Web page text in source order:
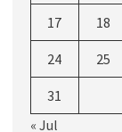
17 18
24 25
31
« Jul